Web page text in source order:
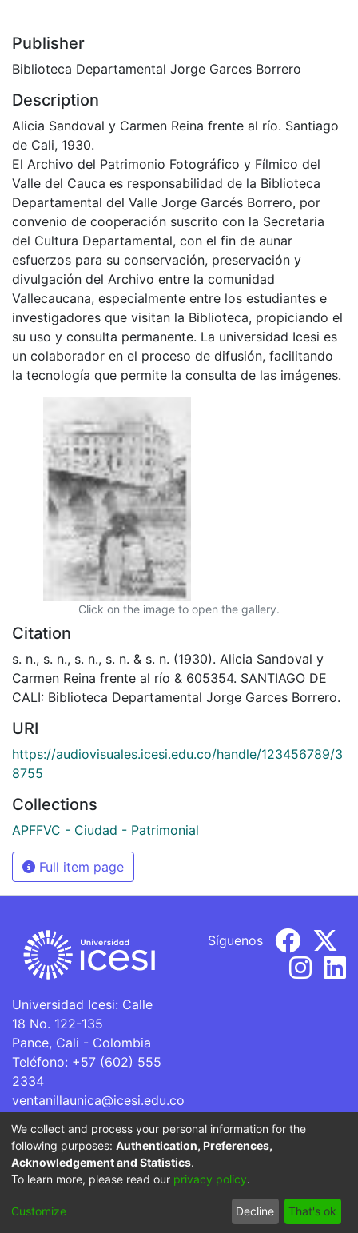
Publisher
Biblioteca Departamental Jorge Garces Borrero
Description
Alicia Sandoval y Carmen Reina frente al río. Santiago
de Cali, 1930.
El Archivo del Patrimonio Fotográfico y Fílmico del
Valle del Cauca es responsabilidad de la Biblioteca
Departamental del Valle Jorge Garcés Borrero, por
convenio de cooperación suscrito con la Secretaria
del Cultura Departamental, con el fin de aunar
esfuerzos para su conservación, preservación y
divulgación del Archivo entre la comunidad
Vallecaucana, especialmente entre los estudiantes e
investigadores que visitan la Biblioteca, propiciando el
su uso y consulta permanente. La universidad Icesi es
un colaborador en el proceso de difusión, facilitando
la tecnología que permite la consulta de las imágenes.
Click on the image to open the gallery.
Citation
s. n., s. n., s. n., s. n. & s. n. (1930). Alicia Sandoval y
Carmen Reina frente al río & 605354. SANTIAGO DE
CALI: Biblioteca Departamental Jorge Garces Borrero.
URI
https://audiovisuales.icesi.edu.co/handle/123456789/3
8755
Collections
APFFVC - Ciudad - Patrimonial
Full item page
Universidad Icesi: Calle
18 No. 122-135
Pance, Cali - Colombia
Teléfono: +57 (602) 555
2334
ventanillaunica@icesi.edu.co
Síguenos
La Universidad Icesi es una Institución de Educación
Superior que se encuentra sujeta a inspección y vigilancia
por parte del Ministerio de Educación Nacional.
Cookie
End User
Agreement
Send
Feedback
We collect and process your personal information for the
following purposes: Authentication, Preferences,
Acknowledgement and Statistics.
To learn more, please read our privacy policy.
Customize Decline That's ok